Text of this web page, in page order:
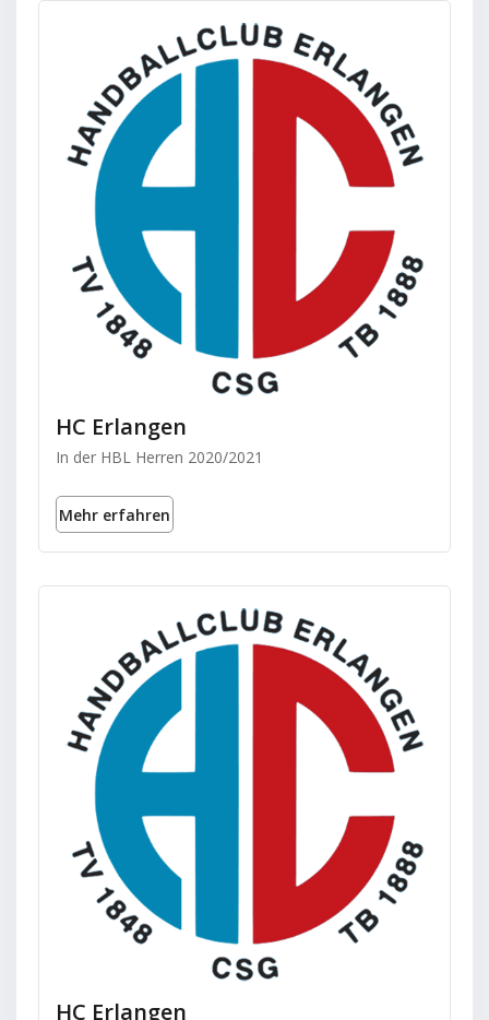
HC Erlangen
In der HBL Herren 2020/2021
Mehr erfahren
HC Erlangen